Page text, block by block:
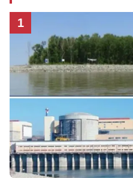
1